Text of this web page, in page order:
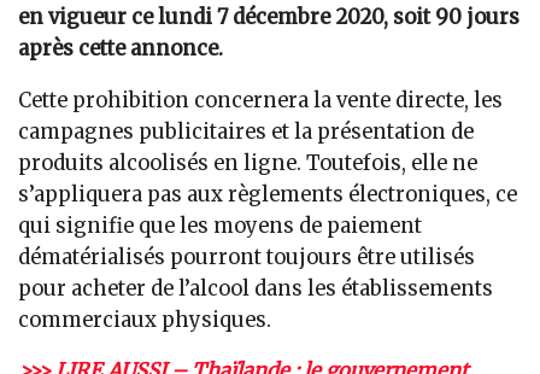
en vigueur ce lundi 7 décembre 2020, soit 90 jours
après cette annonce.
Cette prohibition concernera la vente directe, les
campagnes publicitaires et la présentation de
produits alcoolisés en ligne. Toutefois, elle ne
s’appliquera pas aux règlements électroniques, ce
qui signifie que les moyens de paiement
dématérialisés pourront toujours être utilisés
pour acheter de l’alcool dans les établissements
commerciaux physiques.